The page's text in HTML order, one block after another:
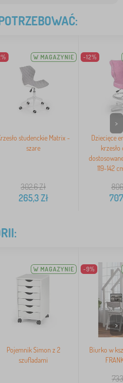
W MAGAZYNIE
studenckie Matrix -
szare
302,6Zł
265,3Zł
-12%
Dziecięce
119-142
>
W MAGAZYNIE
Pojemnik Simon z 2
szufladami
-9%
Biurko w
>